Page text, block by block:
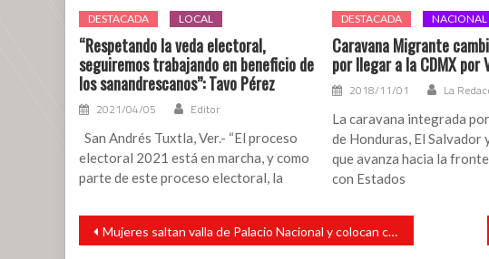
DESTACADA LOCAL
“Respetando la veda electoral,
seguiremos trabajando en beneficio de
los sanandrescanos”: Tavo Pérez
2021/04/05 Editor
San Andrés Tuxtla, Ver.- “El proceso
electoral 2021 está en marcha, y como
parte de este proceso electoral, la
DESTACADA NACIONAL
Caravana Migrante
por llegar a la CDMX por
2018/11/01 La
La caravana integrada
de Honduras, El Salvador
que avanza hacia la
con Estados
Navegación
entradas
Mujeres saltan valla de Palacio Nacional y colocan cruces en protesta contra feminicidios